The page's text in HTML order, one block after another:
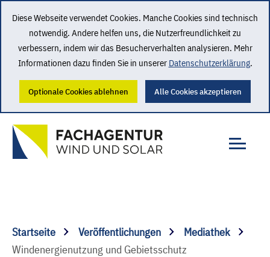
Diese Webseite verwendet Cookies. Manche Cookies sind technisch
notwendig. Andere helfen uns, die Nutzerfreundlichkeit zu
verbessern, indem wir das Besucherverhalten analysieren. Mehr
Informationen dazu finden Sie in unserer Datenschutzerklärung.
Optionale Cookies ablehnen Alle Cookies akzeptieren
Startseite Veröffentlichungen
Mediathek
Windenergienutzung und Gebietsschutz